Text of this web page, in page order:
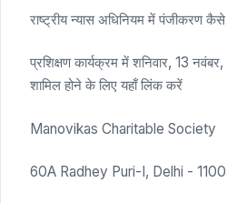
राष्ट्रीय न्यास अधिनियम में पंजीकरण
प्रशिक्षण कार्यक्रम में शनिवार, 13
शामिल होने के लिए यहाँ लिंक करें
Manovikas Charitable Society
60A Radhey Puri-I, Delhi -